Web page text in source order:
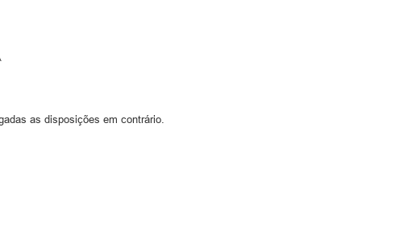
as disposições em contrário.